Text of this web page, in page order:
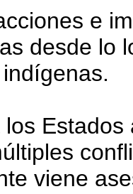
e
desde lo
viene